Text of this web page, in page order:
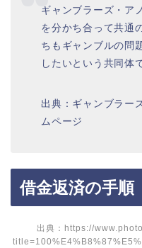
ギャンブラーズ・ア
を分かち合って共通
ちもギャンブルの問
したいという共同体
出典：ギャンブラー
ムページ
借金返済の手順
出典：https://